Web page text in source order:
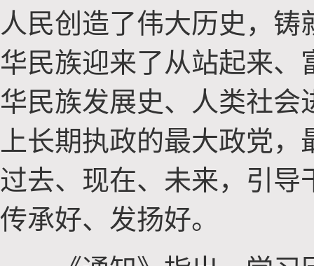
人民创造了伟大历史，
华民族迎来了从站起来
华民族发展史、人类社
上长期执政的最大政党
过去、现在、未来，引
传承好、发扬好。